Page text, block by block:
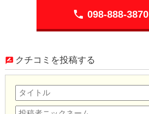
phone 098-888-3870
クチコミを投稿する